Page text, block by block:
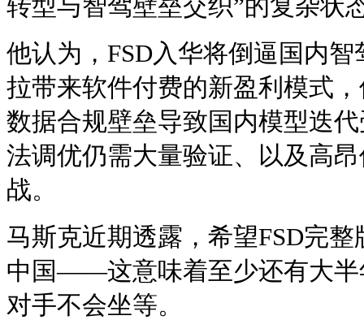
转型与智驾壁垒交织”的复杂状
他认为，FSD入华将倒逼国内
拉带来软件付费的新盈利模式
数据合规壁垒导致国内模型迭
法调优仍需大量验证、以及高
战。
马斯克近期透露，希望FSD完
中国——这意味着至少还有大半
对手不会坐等。